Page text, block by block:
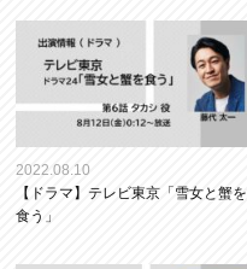
2022.08.10
【ドラマ】テレビ東京「雪女と蟹を
食う」